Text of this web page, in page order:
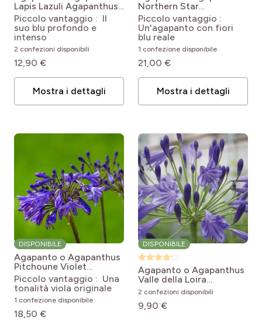
Lapis Lazuli Agapanthus
Lapis Lazuli
Piccolo vantaggio : Il
suo blu profondo e
intenso
2 confezioni disponibili
12,90 €
Mostra i dettagli
Northern Star
Agapanthus Northern
Star
Piccolo vantaggio :
Un'agapanto con fiori
blu reale
1 confezione disponibile
21,00 €
Mostra i dettagli
DISPONIBILE
Agapanto o Agapanthus
Pitchoune Violet
Agapanthus x africanus
Pitchoune Violet
Piccolo vantaggio : Una
tonalità viola originale
1 confezione disponibile
18,50 €
DISPONIBILE
Agapanto o Agapanthus
Valle della Loira
Agapanthus x Vallée de
la Loire
2 confezioni disponibili
9,90 €